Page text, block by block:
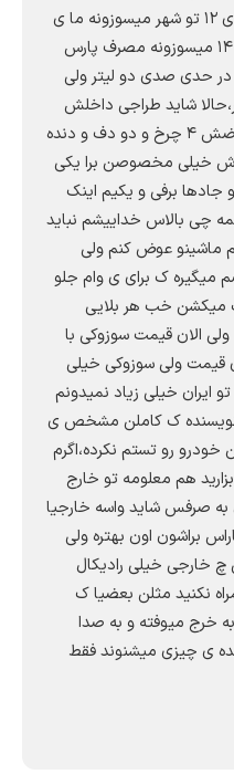
سوختش ک از من صدی ۱۲ تو شهر میسوزونه ما ی
پارسم داریم اون صدی ۱۴ میسوزونه مصرف پارس
در حدی صدی دو لیتر ولی
شاید طراجی داخلش
یکم ساده باشه ولی عوضش ۴ چرخ و دو دف و دنده
خیلی مخصوصن برا یکی
جادها برفی و یکیم اینک
چی بالاس خداییشم نباید
ماشینو عوض کنم ولی
میگیره ک برای ی وام جلو
میکشن خب هر بلایی
الان قیمت سوزوکی با
قیمت ولی سوزوکی خیلی
ایران خیلی زیاد نمیدونم
ک کاملن مشخص ی
رو تستم نکرده،اگرم
هم معلومه تو خارج
به صرفس شاید واسه خارجیا
براشون اون بهتره ولی
چ خارجی خیلی رادیکال
نکنید مثلن بعضیا ک
خرج میوفته و به صدا
ی چیزی میشنوند فقط